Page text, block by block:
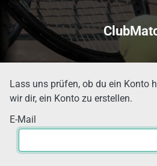
Lass uns prüfen, ob du ein Konto
wir dir, ein Konto zu erstellen.
E-Mail